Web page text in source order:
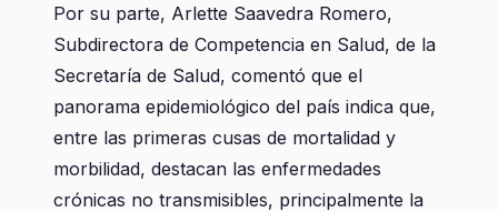
Por su parte, Arlette Saavedra Romero,
Subdirectora de Competencia en Salud, de la
Secretaría de Salud, comentó que el
panorama epidemiológico del país indica que,
entre las primeras cusas de mortalidad y
morbilidad, destacan las enfermedades
crónicas no transmisibles, principalmente la